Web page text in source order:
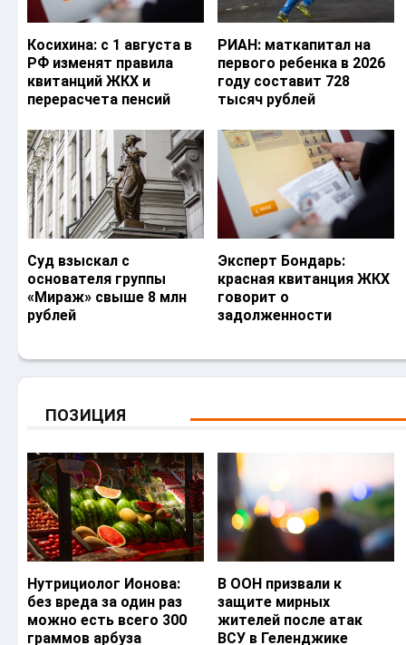
Косихина: с 1 августа в
РФ изменят правила
квитанций ЖКХ и
перерасчета пенсий
РИАН: маткапитал на
первого ребенка в 2026
году составит 728
тысяч рублей
Суд взыскал с
основателя группы
«Мираж» свыше 8 млн
рублей
Эксперт Бондарь:
красная квитанция ЖКХ
говорит о
задолженности
ПОЗИЦИЯ
Нутрициолог Ионова:
без вреда за один раз
можно есть всего 300
граммов арбуза
В ООН призвали к
защите мирных
жителей после атак
ВСУ в Геленджике